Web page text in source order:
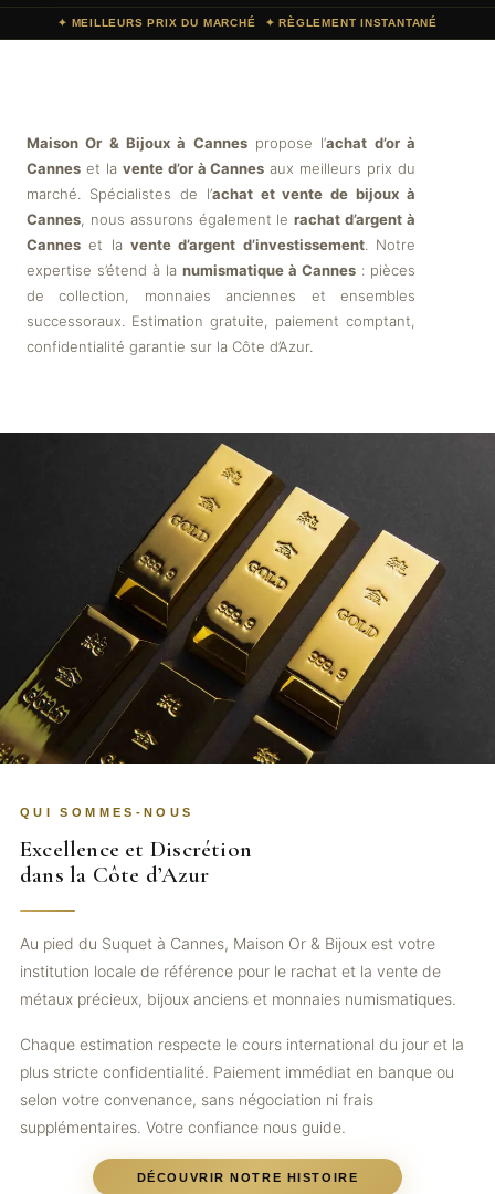
✦ MEILLEURS PRIX DU MARCHÉ ✦ RÈGLEMENT INSTANTANÉ
Maison Or & Bijoux à Cannespropose l’achat d’or à
Cannes et la vente d’or à Cannes aux meilleurs prix du
marché. Spécialistes de l’achat et vente de bijoux à
Cannes , nous assurons également lerachat d’argent à
Cannes et la vente d’argent d’investissement. Notre
expertise s’étend à la numismatique à Cannes : pièces
de collection, monnaies anciennes et ensembles
successoraux. Estimation gratuite, paiement comptant,
confidentialité garantie sur la Côte d’Azur.
QUI SOMMES-NOUS
Excellence et Discrétion
dans la Côte d’Azur
Au pied du Suquet à Cannes, Maison Or & Bijoux est votre
institution locale de référence pour le rachat et la vente de
métaux précieux, bijoux anciens et monnaies numismatiques.
Chaque estimation respecte le cours international du jour et la
plus stricte confidentialité. Paiement immédiat en banque ou
selon votre convenance, sans négociation ni frais
supplémentaires. Votre confiance nous guide.
DÉCOUVRIR NOTRE HISTOIRE